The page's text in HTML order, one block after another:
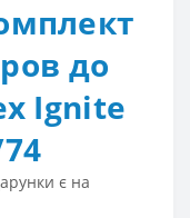
до
Ignite
є на